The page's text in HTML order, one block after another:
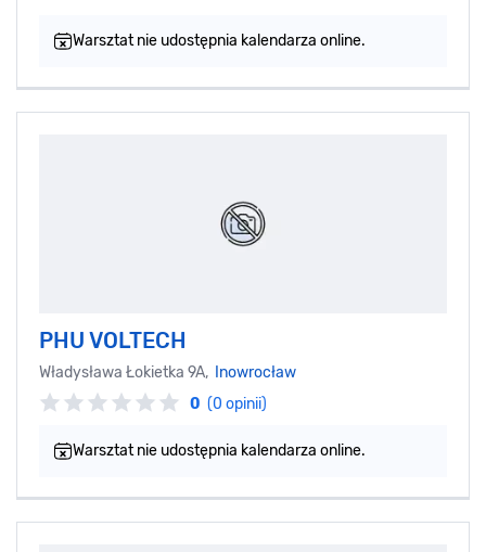
Warsztat nie udostępnia kalendarza online.
PHU VOLTECH
Władysława Łokietka 9A,
Inowrocław
0 (0 opinii)
Warsztat nie udostępnia kalendarza online.